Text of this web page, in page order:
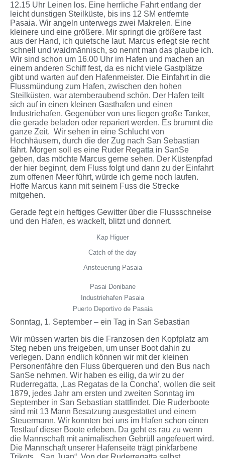
12.15 Uhr Leinen los. Eine herrliche Fahrt entlang der
leicht dunstigen Steilküste, bis ins 12 SM entfernte
Pasaia. Wir angeln unterwegs zwei Makrelen. Eine
kleinere und eine größere. Mir springt die größere fast
aus der Hand, ich quietsche laut. Marcus erlegt sie recht
schnell und waidmännisch, so nennt man das glaube ich.
Wir sind schon um 16.00 Uhr im Hafen und machen an
einem anderen Schiff fest, da es nicht viele Gastplätze
gibt und warten auf den Hafenmeister. Die Einfahrt in die
Flussmündung zum Hafen, zwischen den hohen
Steilküsten, war atemberaubend schön. Der Hafen teilt
sich auf in einen kleinen Gasthafen und einen
Industriehafen. Gegenüber von uns liegen große Tanker,
die gerade beladen oder repariert werden. Es brummt die
ganze Zeit. Wir sehen in eine Schlucht von
Hochhäusern, durch die der Zug nach San Sebastian
fährt. Morgen soll es eine Ruder Regatta in SanSe
geben, das möchte Marcus gerne sehen. Der Küstenpfad
der hier beginnt, dem Fluss folgt und dann zu der Einfahrt
zum offenen Meer führt, würde ich gerne noch laufen.
Hoffe Marcus kann mit seinem Fuss die Strecke
mitgehen.
Gerade fegt ein heftiges Gewitter über die Flussschneise
und den Hafen, es wackelt, blitzt und donnert.
Kap Higuer
Catch of the day
Ansteuerung Pasaia
Pasai Donibane
Industriehafen Pasaia
Puerto Deportivo de Pasaia
Sonntag, 1. September – ein Tag in San Sebastian
Wir müssen warten bis die Franzosen den Kopfplatz am
Steg neben uns freigeben, um unser Boot dahin zu
verlegen. Dann endlich können wir mit der kleinen
Personenfähre den Fluss überqueren und den Bus nach
SanSe nehmen. Wir haben es eilig, da wir zu der
Ruderregatta, ‚Las Regatas de la Concha’, wollen die seit
1879, jedes Jahr am ersten und zweiten Sonntag im
September in San Sebastian stattfindet. Die Ruderboote
sind mit 13 Mann Besatzung ausgestattet und einem
Steuermann. Wir konnten bei uns im Hafen schon einen
Testlauf dieser Boote erleben. Da geht es rau zu wenn
die Mannschaft mit animalischen Gebrüll angefeuert wird.
Die Mannschaft unserer Hafenseite trägt pinkfarbene